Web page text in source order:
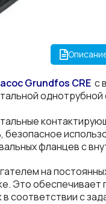
Grundfos CRE с
фланцев с
на
Это
соответствии с